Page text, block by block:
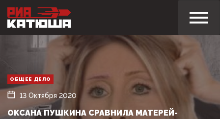
ОБЩЕЕ ДЕЛО
13 Октября 2020
ОКСАНА ПУШКИНА СРАВНИЛА МАТЕРЕЙ-